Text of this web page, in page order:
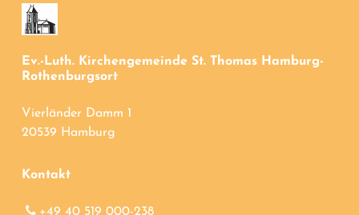
Ev.-Luth. Kirchengemeinde St. Thomas Hamburg-
Rothenburgsort
Vierländer Damm 1
20539 Hamburg
Kontakt
+49 40 519 000-238